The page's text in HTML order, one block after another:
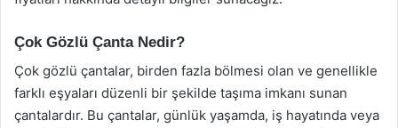
Çok Gözlü Çanta Nedir?
Çok gözlü çantalar, birden fazla bölmesi olan ve genellikle
farklı eşyaları düzenli bir şekilde taşıma imkanı sunan
çantalardır. Bu çantalar, günlük yaşamda, iş hayatında veya